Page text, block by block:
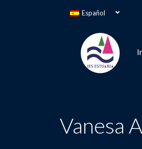
Español
Vanesa